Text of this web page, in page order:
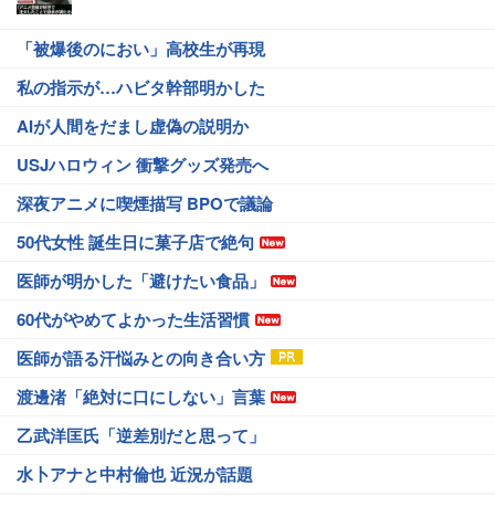
「被爆後のにおい」高校生が再現
私の指示が…ハビタ幹部明かした
AIが人間をだまし虚偽の説明か
USJハロウィン 衝撃グッズ発売へ
深夜アニメに喫煙描写 BPOで議論
50代女性 誕生日に菓子店で絶句
医師が明かした「避けたい食品」
60代がやめてよかった生活習慣
医師が語る汗悩みとの向き合い方
渡邊渚「絶対に口にしない」言葉
乙武洋匡氏「逆差別だと思って」
水卜アナと中村倫也 近況が話題